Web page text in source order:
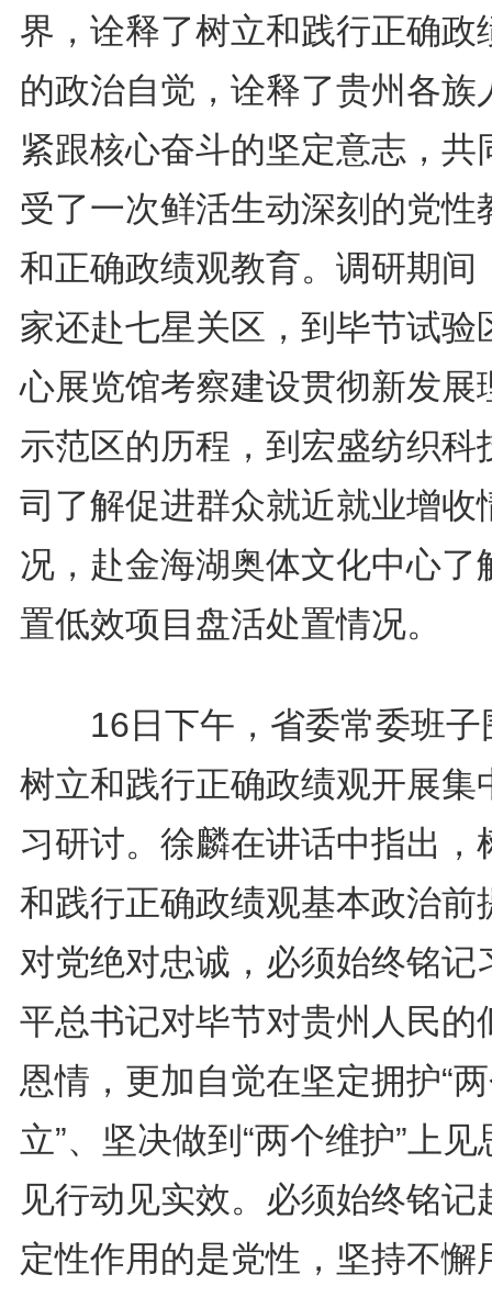
界，诠释了树立和践行正确政
的政治自觉，诠释了贵州各族
紧跟核心奋斗的坚定意志，共
受了一次鲜活生动深刻的党性
和正确政绩观教育。调研期间
家还赴七星关区，到毕节试验
心展览馆考察建设贯彻新发展
示范区的历程，到宏盛纺织科
司了解促进群众就近就业增收
况，赴金海湖奥体文化中心了
置低效项目盘活处置情况。
16日下午，省委常委班子
树立和践行正确政绩观开展集
习研讨。徐麟在讲话中指出，
和践行正确政绩观基本政治前
对党绝对忠诚，必须始终铭记
平总书记对毕节对贵州人民的
恩情，更加自觉在坚定拥护“
立”、坚决做到“两个维护”上见
见行动见实效。必须始终铭记
定性作用的是党性，坚持不懈